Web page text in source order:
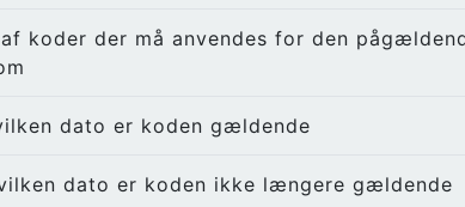
koder der må anvendes for den
dato er koden gældende
dato er koden ikke længere gældende